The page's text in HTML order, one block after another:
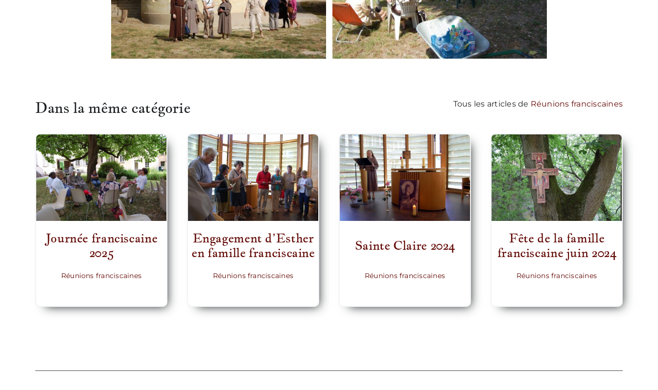
Dans la même catégorie Tous les articles de Réunions franciscaines
Journée franciscaine
2025
Réunions franciscaines
Engagement d’Esther
en famille franciscaine
Réunions franciscaines
Sainte Claire 2024
Réunions franciscaines
Fête de la famille
franciscaine juin 2024
Réunions franciscaines